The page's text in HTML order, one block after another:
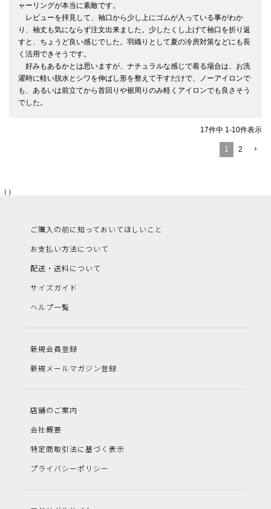
ャーリングが本当に素敵です。
レビューを拝見して、袖口から少し上にゴムが入っている事がわか
り、袖丈も気にならず注文出来ました。少したくし上げて袖口を折り返
すと、ちょうど良い感じでした。羽織りとして夏の冷房対策などにも長
く活用できそうです。
好みもあるかとは思いますが、ナチュラルな感じで着る場合は、お洗
濯時に軽い脱水とシワを伸ばし形を整えて干すだけで、ノーアイロンで
も、あるいは前立てから首回りや裾周りのみ軽くアイロンでも良さそう
17件中 1 -10件表示
1 2
（）
ご購入の前に知っておいてほしいこと
お支払い方法について
配送・送料について
サイズガイド
ヘルプ一覧
新規会員登録
新規メールマガジン登録
店舗のご案内
会社概要
特定商取引法に基づく表示
プライバシーポリシー